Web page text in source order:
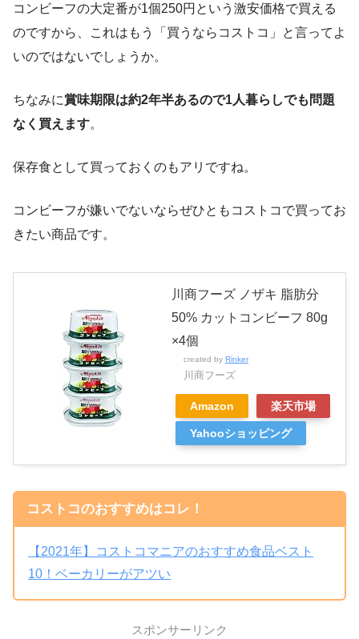
コンビーフの大定番が1個250円という激安価格で買える
のですから、これはもう「買うならコストコ」と言ってよ
いのではないでしょうか。
ちなみに賞味期限は約2年半あるので1人暮らしでも問題
なく買えます。
保存食として買っておくのもアリですね。
コンビーフが嫌いでないならぜひともコストコで買ってお
きたい商品です。
川商フーズ ノザキ 脂肪分
50% カットコンビーフ 80g
×4個
created by Rinker
川商フーズ
Amazon 楽天市場
Yahooショッピング
コストコのおすすめはコレ！
【2021年】コストコマニアのおすすめ食品ベスト
10！ベーカリーがアツい
スポンサーリンク